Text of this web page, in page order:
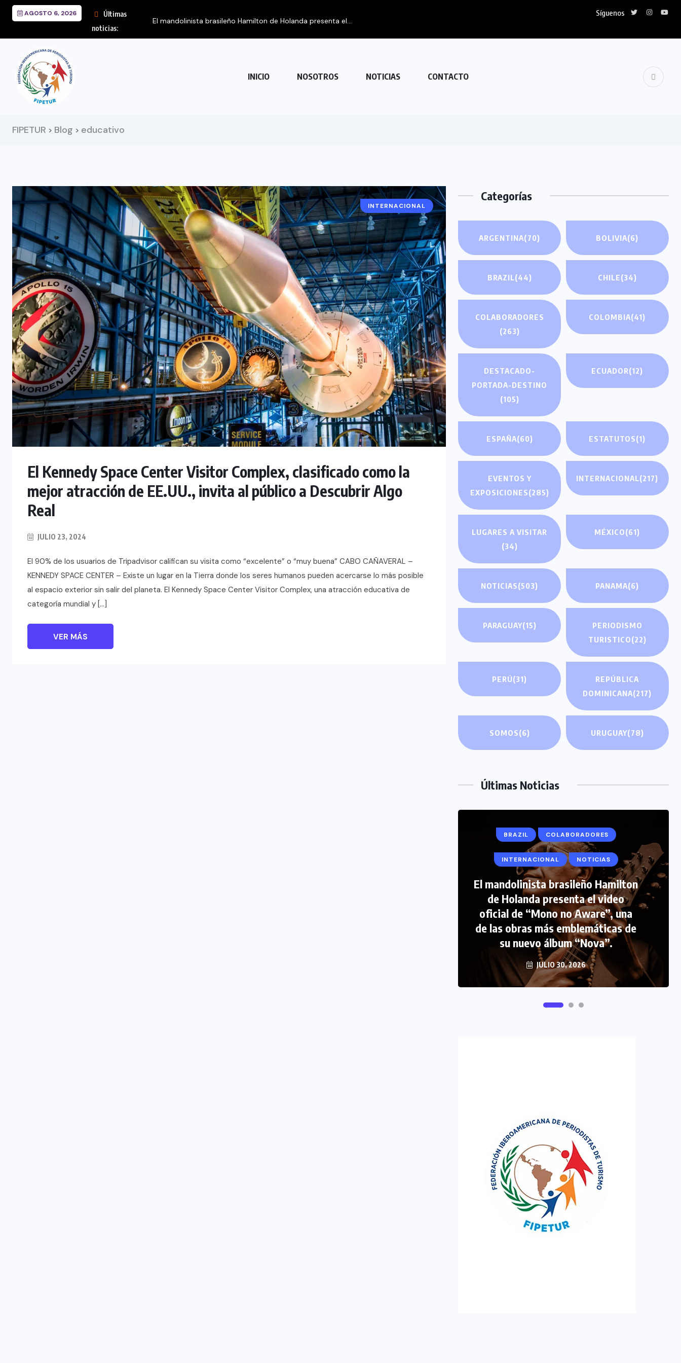
AGOSTO 6, 2026
Últimas
noticias:
El mandolinista brasileño Hamilton de Holanda presenta el...
Síguenos
INICIO NOSOTROS NOTICIAS CONTACTO
FIPETUR > Blog > educativo
INTERNACIONAL
El Kennedy Space Center Visitor Complex, clasificado como la
mejor atracción de EE.UU., invita al público a Descubrir Algo
Real
JULIO 23, 2024
El 90% de los usuarios de Tripadvisor califican su visita como “excelente” o “muy buena” CABO CAÑAVERAL –
KENNEDY SPACE CENTER – Existe un lugar en la Tierra donde los seres humanos pueden acercarse lo más posible
al espacio exterior sin salir del planeta. El Kennedy Space Center Visitor Complex, una atracción educativa de
categoría mundial y […]
VER MÁS
Categorías
ARGENTINA(70) BOLIVIA(6)
BRAZIL(44) CHILE(34)
COLABORADORES
(263)
COLOMBIA(41)
DESTACADO-
PORTADA-DESTINO
(105)
ECUADOR(12)
ESPAÑA(60) ESTATUTOS(1)
EVENTOS Y
EXPOSICIONES(285)
INTERNACIONAL(217)
LUGARES A VISITAR
(34)
MÉXICO(61)
NOTICIAS(503) PANAMA(6)
PARAGUAY(15)
PERIODISMO
TURISTICO(22)
PERÚ(31)
REPÚBLICA
DOMINICANA(217)
SOMOS(6) URUGUAY(78)
Últimas Noticias
BRAZIL COLABORADORES
INTERNACIONAL NOTICIAS
El mandolinista brasileño Hamilton
de Holanda presenta el video
oficial de “Mono no Aware”, una
de las obras más emblemáticas de
su nuevo álbum “Nova”.
JULIO 30, 2026
COLABORADORES INTERNACIONAL
NOTICIAS PERIODISMO TURISTICO
FIPETUR se solidariza con
Venezuela
JUNIO 29, 2026